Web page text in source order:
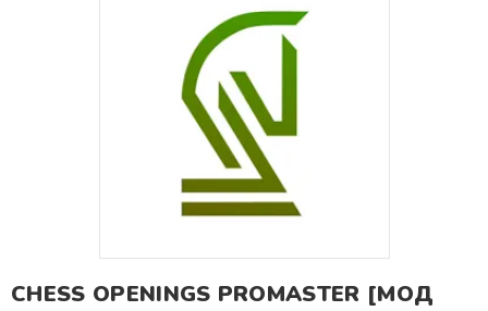
CHESS OPENINGS PROMASTER [МОД